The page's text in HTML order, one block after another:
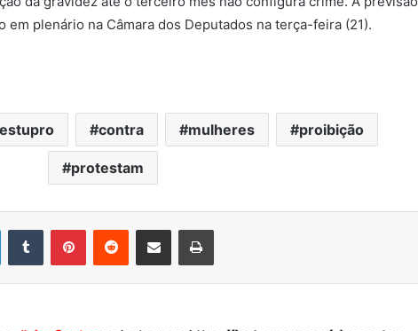
em plenário na Câmara dos Deputados na terça-feira (21).
contra mulheres proibição
protestam